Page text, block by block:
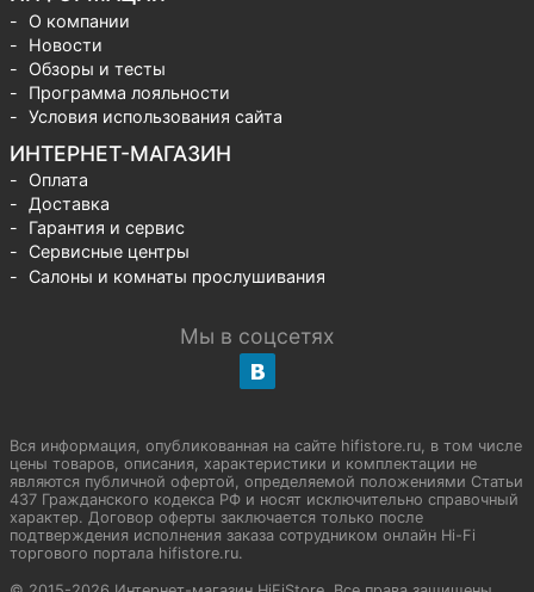
О компании
Новости
Обзоры и тесты
Программа лояльности
Условия использования сайта
ИНТЕРНЕТ-МАГАЗИН
Оплата
Доставка
Гарантия и сервис
Сервисные центры
Салоны и комнаты прослушивания
Мы в соцсетях
Вся информация, опубликованная на сайте hifistore.ru, в том числе
цены товаров, описания, характеристики и комплектации не
являются публичной офертой, определяемой положениями Статьи
437 Гражданского кодекса РФ и носят исключительно справочный
характер. Договор оферты заключается только после
подтверждения исполнения заказа сотрудником онлайн Hi-Fi
торгового портала hifistore.ru.